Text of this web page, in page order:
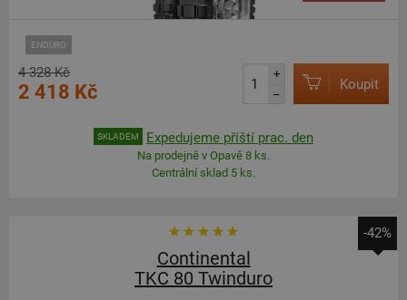
ENDURO
4 328 Kč
2 418 Kč
+
–
Koupit
SKLADEM Expedujeme příští prac. den
Na prodejně v Opavě 8 ks.
Centrální sklad 5 ks.
-42%
Continental
TKC 80 Twinduro